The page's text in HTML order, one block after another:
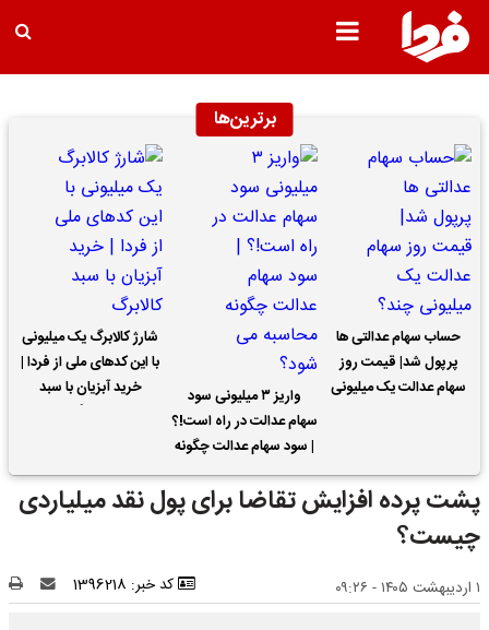
برترین‌ها
حساب سهام عدالتی ها
پرپول شد| قیمت روز
سهام عدالت یک میلیونی
واریز ۳ میلیونی سود
سهام عدالت در راه است!؟
| سود سهام عدالت چگونه
محاسبه می شود؟
شارژ کالابرگ یک میلیونی
با این کدهای ملی از فردا |
خرید آبزیان با سبد
پشت پرده افزایش تقاضا برای پول نقد میلیاردی
چیست؟
۱ اردیبهشت ۱۴۰۵ - ۰۹:۲۶ کد خبر: 1396218